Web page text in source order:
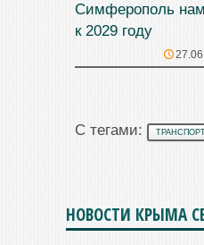
Симферополь
к 2029 году
С тегами:
НОВОСТИ КРЫМА